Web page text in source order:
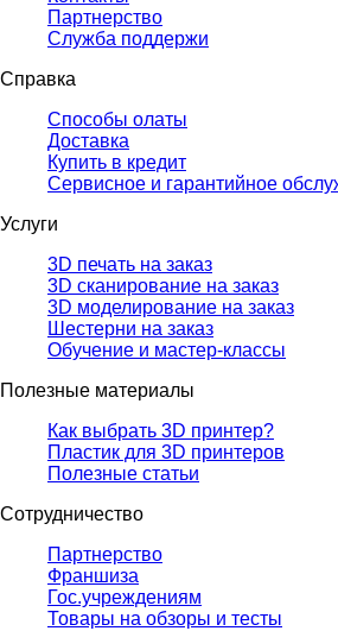
Партнерcтво
Служба поддержи
Справка
Способы олаты
Доставка
Купить в кредит
Сервисное и гарантийное
Услуги
3D печать на заказ
3D сканирование на заказ
3D моделирование на заказ
Шестерни на заказ
Обучение и мастер-классы
Полезные материалы
Как выбрать 3D принтер?
Пластик для 3D принтеров
Полезные статьи
Сотрудничество
Партнерство
Франшиза
Гос.учреждениям
Товары на обзоры и тесты